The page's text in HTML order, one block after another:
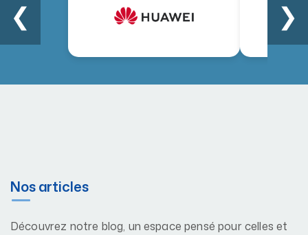
❮ ❯
Nos articles
Découvrez notre blog, un espace pensé pour celles et